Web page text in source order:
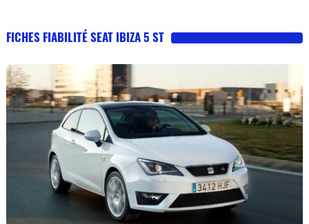
FICHES FIABILITÉ SEAT IBIZA 5 ST